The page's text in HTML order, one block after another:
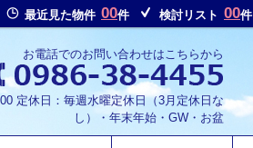
最近見た物件 00件 検討リスト 00件
お電話でのお問い合わせはこちらから
定休日：毎週水曜定休日（3月定休日な
し）・年末年始・GW・お盆